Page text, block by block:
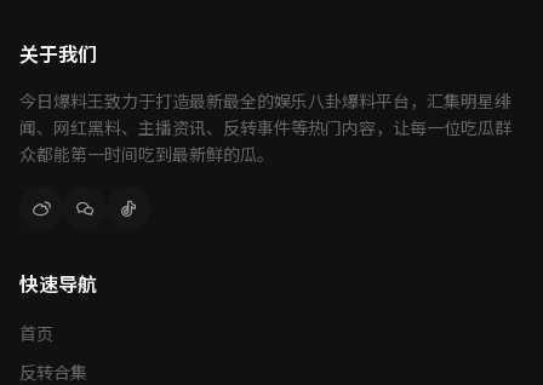
关于我们
今日爆料王致力于打造最新最全的娱乐八卦爆料平台，汇集明星绯
闻、网红黑料、主播资讯、反转事件等热门内容，让每一位吃瓜群
众都能第一时间吃到最新鲜的瓜。
快速导航
首页
反转合集